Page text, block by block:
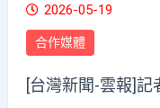
2026-05-19
合作媒體
[台灣新聞-雲報]